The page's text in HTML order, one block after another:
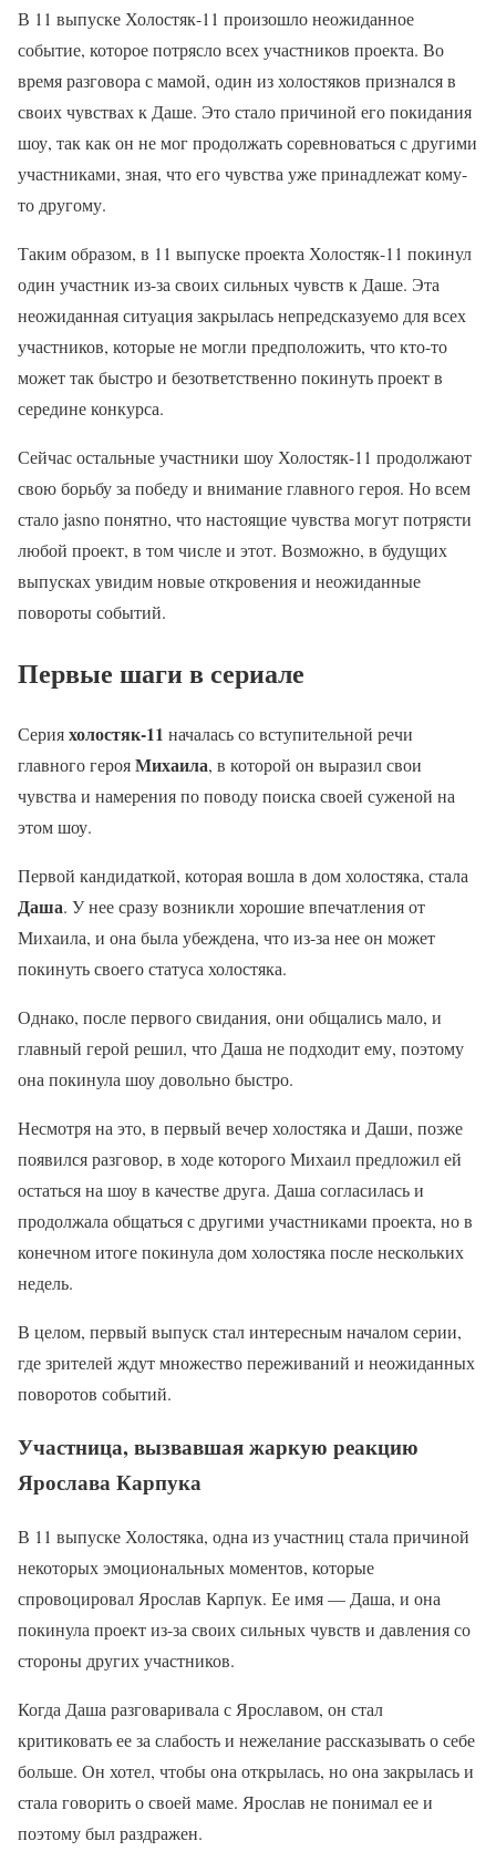
В 11 выпуске Холостяк-11 произошло неожиданное
событие, которое потрясло всех участников проекта. Во
время разговора с мамой, один из холостяков признался в
своих чувствах к Даше. Это стало причиной его покидания
шоу, так как он не мог продолжать соревноваться с другими
участниками, зная, что его чувства уже принадлежат кому-
то другому.
Таким образом, в 11 выпуске проекта Холостяк-11 покинул
один участник из-за своих сильных чувств к Даше. Эта
неожиданная ситуация закрылась непредсказуемо для всех
участников, которые не могли предположить, что кто-то
может так быстро и безответственно покинуть проект в
середине конкурса.
Сейчас остальные участники шоу Холостяк-11 продолжают
свою борьбу за победу и внимание главного героя. Но всем
стало jasno понятно, что настоящие чувства могут потрясти
любой проект, в том числе и этот. Возможно, в будущих
выпусках увидим новые откровения и неожиданные
повороты событий.
Первые шаги в сериале
Серияхолостяк-11 началась со вступительной речи
главного герояМихаила, в которой он выразил свои
чувства и намерения по поводу поиска своей суженой на
этом шоу.
Первой кандидаткой, которая вошла в дом холостяка, стала
Даша. У нее сразу возникли хорошие впечатления от
Михаила, и она была убеждена, что из-за нее он может
покинуть своего статуса холостяка.
Однако, после первого свидания, они общались мало, и
главный герой решил, что Даша не подходит ему, поэтому
она покинула шоу довольно быстро.
Несмотря на это, в первый вечер холостяка и Даши, позже
появился разговор, в ходе которого Михаил предложил ей
остаться на шоу в качестве друга. Даша согласилась и
продолжала общаться с другими участниками проекта, но в
конечном итоге покинула дом холостяка после нескольких
недель.
В целом, первый выпуск стал интересным началом серии,
где зрителей ждут множество переживаний и неожиданных
поворотов событий.
Участница, вызвавшая жаркую реакцию
Ярослава Карпука
В 11 выпуске Холостяка, одна из участниц стала причиной
некоторых эмоциональных моментов, которые
спровоцировал Ярослав Карпук. Ее имя — Даша, и она
покинула проект из-за своих сильных чувств и давления со
стороны других участников.
Когда Даша разговаривала с Ярославом, он стал
критиковать ее за слабость и нежелание рассказывать о себе
больше. Он хотел, чтобы она открылась, но она закрылась и
стала говорить о своей маме. Ярослав не понимал ее и
поэтому был раздражен.